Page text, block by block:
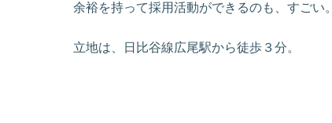
余裕を持って採用活動ができるのも、すごい。
立地は、日比谷線広尾駅から徒歩３分。